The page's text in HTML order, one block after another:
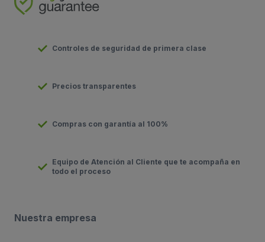
Controles de seguridad de primera clase
Precios transparentes
Compras con garantía al 100%
Equipo de Atención al Cliente que te acompaña en
todo el proceso
Nuestra empresa